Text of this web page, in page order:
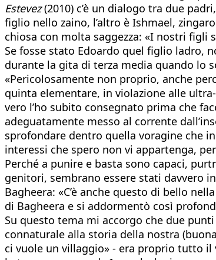
Estevez(2010) c’è un dialogo tra due
figlio nello zaino, l’altro è Ishmael,
chiosa con molta saggezza: «I nostri
Se fosse stato Edoardo quel figlio ladro,
durante la gita di terza media quando lo
«Pericolosamente non proprio, anche
quinta elementare, in violazione alle
vero l’ho subito consegnato prima che
adeguatamente messo al corrente
sprofondare dentro quella voragine che
interessi che spero non vi appartenga,
Perché a punire e basta sono capaci,
genitori, sembrano essere stati davvero
Bagheera: «C’è anche questo di bello
di Bagheera e si addormentò così
Su questo tema mi accorgo che due
connaturale alla storia della nostra
ci vuole un villaggio» - era proprio tutto